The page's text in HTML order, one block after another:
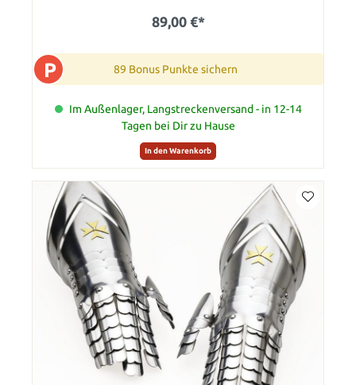
89,00 €*
P 89 Bonus Punkte sichern
Im Außenlager, Langstreckenversand - in 12-14
Tagen bei Dir zu Hause
In den Warenkorb